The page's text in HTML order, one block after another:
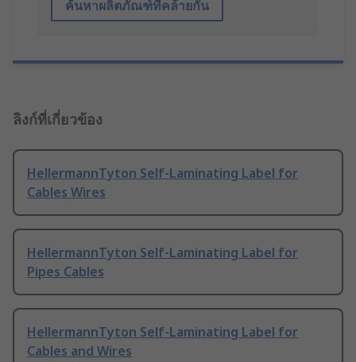
ค้นหาผลิตภัณฑ์ที่คล้ายกัน
ลิงก์ที่เกี่ยวข้อง
HellermannTyton Self-Laminating Label for
Cables Wires
HellermannTyton Self-Laminating Label for
Pipes Cables
HellermannTyton Self-Laminating Label for
Cables and Wires